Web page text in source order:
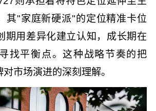
其"家庭新硬派"的定位精准卡位
期用差异化建立认知，成长期在
找平衡点。这种战略节奏的把
市场演进的深刻理解。